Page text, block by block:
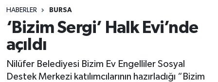
HABERLER BURSA
‘Bizim Sergi’ Halk Evi’nde
açıldı
Nilüfer Belediyesi Bizim Ev Engelliler Sosyal
Destek Merkezi katılımcılarının hazırladığı “Bizim
Spor
Teknoloji